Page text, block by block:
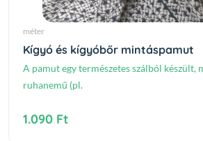
méter
Kígyó és kígyóbőr mintáspamut
A pamut egy természetes szálból készült,
ruhanemű (pl.
1.090 Ft